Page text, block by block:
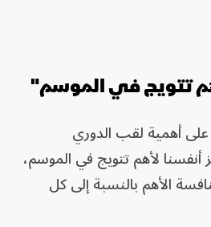
تتويج في الموسم"
على أهمية لقب الدوري
لأهم تتويج في الموسم،
الأهم بالنسبة إلى كل